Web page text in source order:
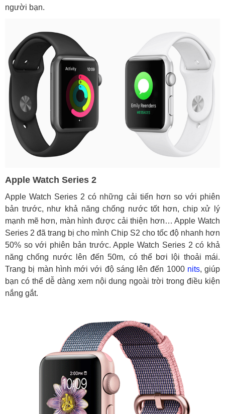
người bạn.
Apple Watch Series 2
Apple Watch Series 2 có những cải tiến hơn so với phiên
bản trước, như khả năng chống nước tốt hơn, chip xử lý
mạnh mẽ hơn, màn hình được cải thiện hơn… Apple Watch
Series 2 đã trang bị cho mình Chip S2 cho tốc độ nhanh hơn
50% so với phiên bản trước. Apple Watch Series 2 có khả
năng chống nước lên đến 50m, có thể bơi lội thoải mái.
Trang bị màn hình mới với độ sáng lên đến 1000 nits, giúp
bạn có thể dễ dàng xem nội dung ngoài trời trong điều kiện
nắng gắt.